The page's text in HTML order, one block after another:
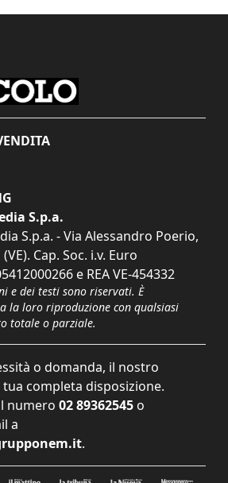
S.p.a.
S.p.a. - Via Alessandro Poerio,
Cap. Soc. i.v. Euro
e REA VE-454332
e dei testi sono riservati. È
la loro riproduzione con qualsiasi
totale o parziale.
o domanda, il nostro
completa disposizione.
numero 02 89362545 o
a
.